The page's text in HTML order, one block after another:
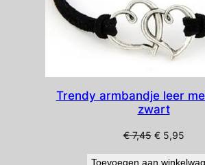
Trendy armbandje leer
zwart
€7,45 €5,95
Toevoegen aan